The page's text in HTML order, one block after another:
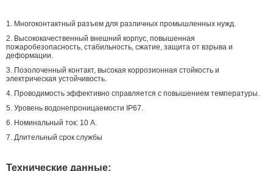
1. Многоконтактный разъем для различных промышленных нужд.
2. Высококачественный внешний корпус, повышенная
пожаробезопасность, стабильность, сжатие, защита от взрыва и
деформации.
3. Позолоченный контакт, высокая коррозионная стойкость и
электрическая устойчивость.
4. Проводимость эффективно справляется с повышением температуры.
5. Уровень водонепроницаемости IP67.
6. Номинальный ток: 10 А.
7. Длительный срок службы
Технические данные: